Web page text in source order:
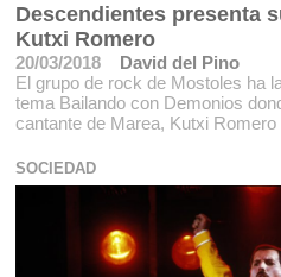
Descendientes presenta
Kutxi Romero
20/03/2018
David del Pino
El grupo de rock de Mostoles ha
tema Bailando con Demonios
cantante de Marea, Kutxi Romero
SOCIEDAD